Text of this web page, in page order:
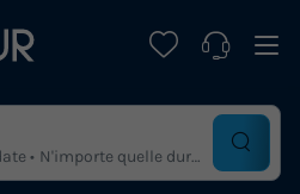
N'importe quelle duree